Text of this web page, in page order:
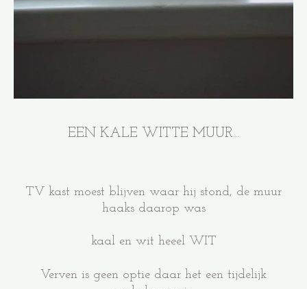
EEN KALE WITTE MUUR...
TV kast moest blijven waar hij stond, de muur
haaks daarop was
kaal en wit heeel WIT
Verven is geen optie daar het een tijdelijk